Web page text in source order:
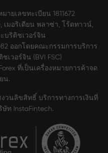
ยเลขทะเบียน 1811672
เมอริเดียน พลาซ่า, โร้ดทาวน์,
บริติชเวอร์จิน
ออกโดยคณะกรรมการบริการ
เวอร์จิน (BVI FSC)
ที่เป็นเครื่องหมายการค้าจด
น.
วนลิขสิทธิ์ บริการทางการเงินที่
ท InstaFintech.